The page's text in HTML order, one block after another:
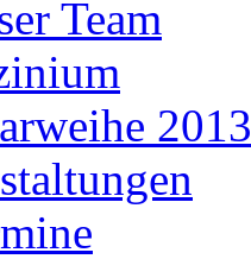
Team
2013